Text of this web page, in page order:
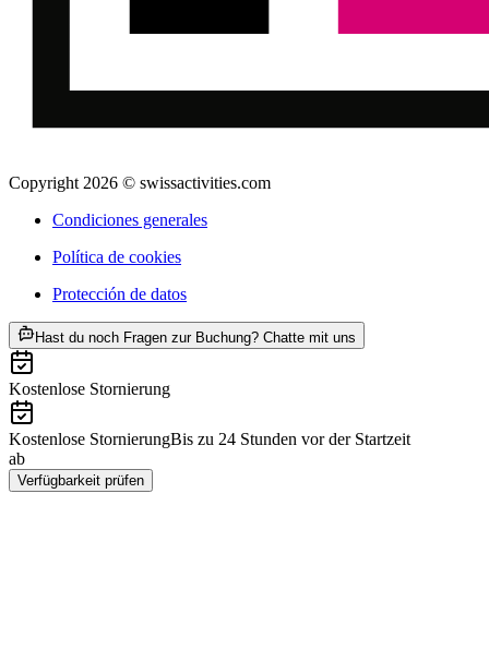
Copyright 2026 © swissactivities.com
Condiciones generales
Política de cookies
Protección de datos
Hast du noch Fragen zur Buchung? Chatte mit uns
Kostenlose Stornierung
Kostenlose StornierungBis zu 24 Stunden vor der Startzeit
ab
Verfügbarkeit prüfen